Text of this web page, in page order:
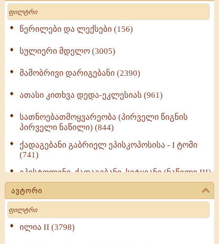
Search
წერილები და ლექსები (156)
სულიერი მდელო (3005)
მამობრივი დარიგებანი (2390)
ათასი კითხვა დედა-ეკლესიას (961)
სათნოებათმოყვარეობა (პირველი წიგნის
პირველი ნაწილი) (844)
ქადაგებანი გაბრიელ ეპისკოპოსისა - I ტომი
(741)
ეპისტოლენი, ქადაგებანი, სიტყვანი (ნაწილი III)
(723)
მოძღვრის ძალზე სასარგებლო რჩევები
მრევლისათვის (545)
Wisdomge (514)
ავტორი
Search
ილია II (3798)